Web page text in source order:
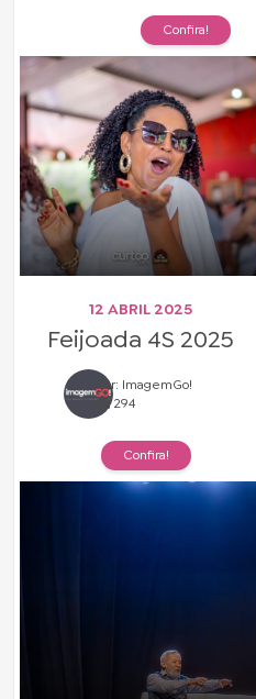
Confira!
12 ABRIL 2025
Feijoada 4S 2025
Por: ImagemGo!
294
Confira!